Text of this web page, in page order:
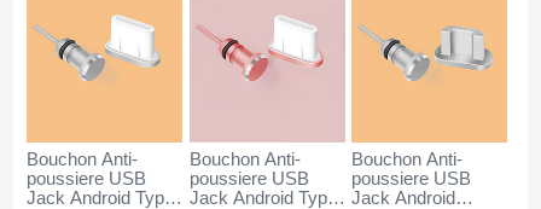
Bouchon Anti-
poussiere USB
Jack Android Type-
Bouchon Anti-
poussiere USB
Jack Android Type-
Bouchon Anti-
poussiere USB
Jack Android